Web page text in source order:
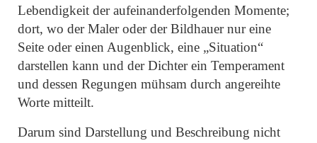
Lebendigkeit der aufeinanderfolgenden Momente;
dort, wo der Maler oder der Bildhauer nur eine
Seite oder einen Augenblick, eine „Situation“
darstellen kann und der Dichter ein Temperament
und dessen Regungen mühsam durch angereihte
Worte mitteilt.
Darum sind Darstellung und Beschreibung nicht